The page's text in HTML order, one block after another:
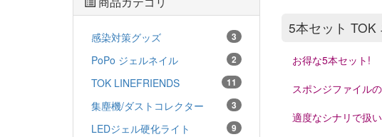
5本セット TOK
お得な5本セット!
スポンジファイル
適度なシナリで扱
感染対策グッズ 3
PoPo ジェルネイル 2
TOK LINEFRIENDS 11
集塵機/ダストコレクター 3
LEDジェル硬化ライト 9